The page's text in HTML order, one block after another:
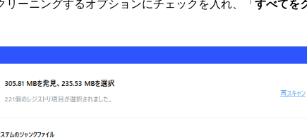
リーニングするオプションにチェックを入れ、「すべてを